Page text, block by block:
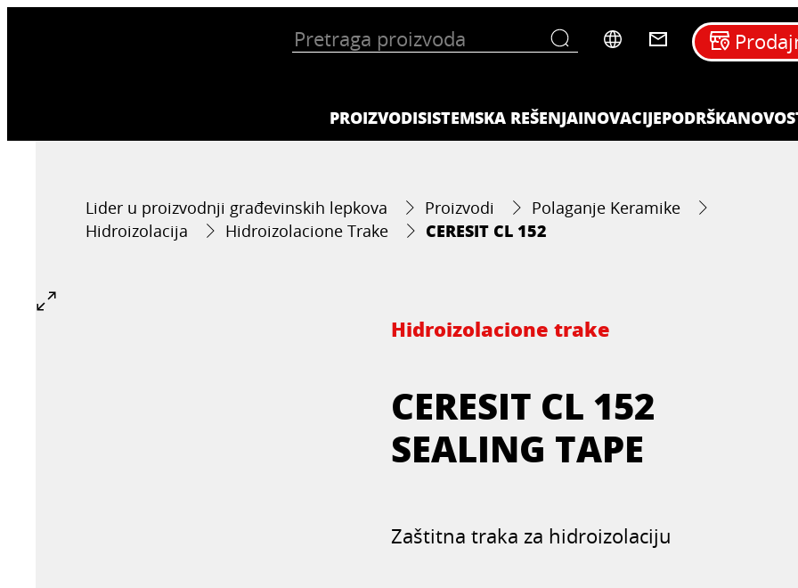
PROIZVODISISTEMSKA REŠENJAINOVACIJEPODRŠKA
Lider u proizvodnji građevinskih lepkova Proizvodi
Polaganje Keramike
Hidroizolacija
Hidroizolacione Trake CERESIT CL 152
Hidroizolacione trake
CERESIT CL 152
SEALING TAPE
Zaštitna traka za hidroizolaciju